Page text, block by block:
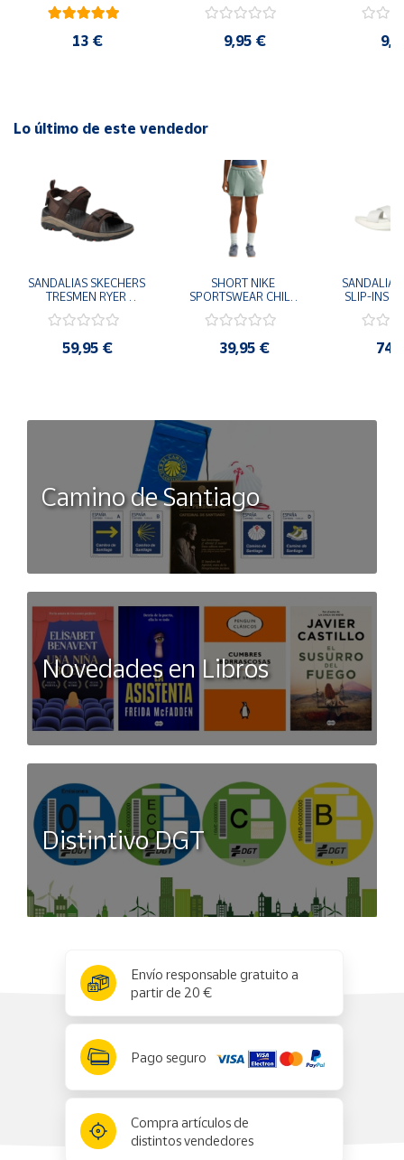
100% poliéster Lavar a maquina
13 €
9,95 €
Lo último de este vendedor
SANDALIAS SKECHERS
TRESMEN RYER
205112-CHOC
COMODAS
59,95 €
SHORT NIKE
SPORTSWEAR CHILL
006 PANTALONES
39,95 €
SANDALIAS
SLIP-INS
Camino de Santiago
Novedades en Libros
Distintivo DGT
Envío responsable gratuito a
partir de 20 €
Pago seguro
Compra artículos de
distintos vendedores